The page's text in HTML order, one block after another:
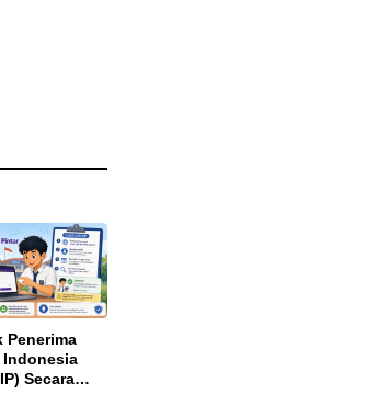
Penerima
Indonesia
Secara